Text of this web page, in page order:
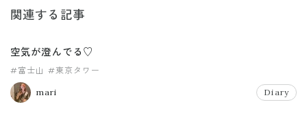
関連する記事
空気が澄んでる♡
#富士山 #東京タワー
mari Diary